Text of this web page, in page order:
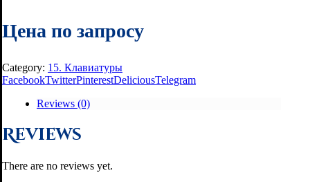
Цена по запросу
Category: 15. Клавиатуры
FacebookTwitterPinterestDeliciousTelegram
Reviews (0)
Reviews
There are no reviews yet.